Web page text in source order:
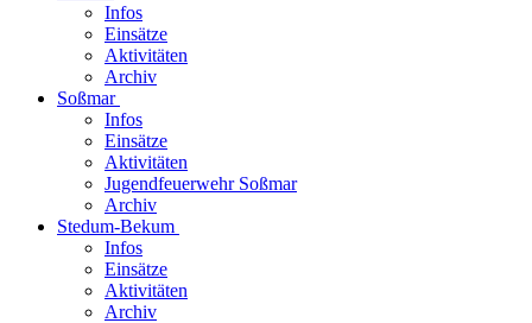
Infos
Einsätze
Aktivitäten
Archiv
Soßmar
Infos
Einsätze
Aktivitäten
Jugendfeuerwehr Soßmar
Archiv
Stedum-Bekum
Infos
Einsätze
Aktivitäten
Archiv